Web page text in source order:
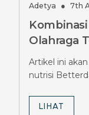
Adetya ● 7th
Olahraga
Hasil Diet
Artikel ini
nutrisi
LIHAT